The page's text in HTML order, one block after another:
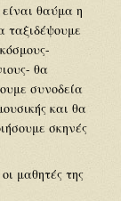
θαύμα η
ταξιδέψουμε
θα
συνοδεία
και θα
σκηνές
μαθητές της